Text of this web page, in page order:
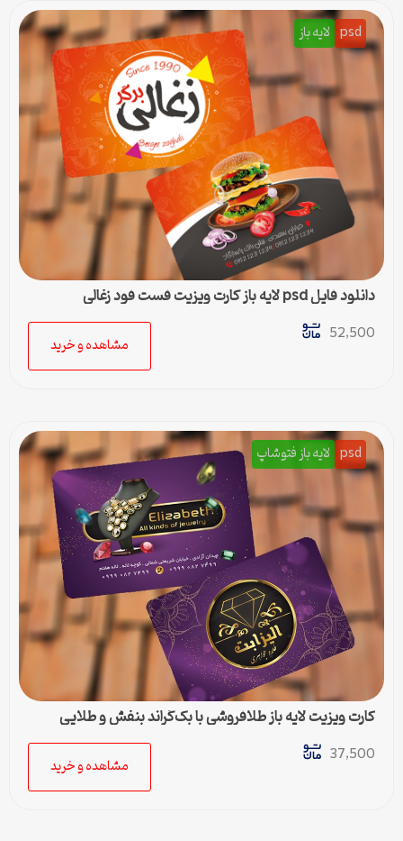
psd لایه باز
دانلود فایل psd لایه باز کارت ویزیت فست فود زغالی
52,500
مشاهده و خرید
psd لایه باز فتوشاپ
کارت ویزیت لایه باز طلافروشی با بک‌گراند بنفش و طلایی
37,500
مشاهده و خرید